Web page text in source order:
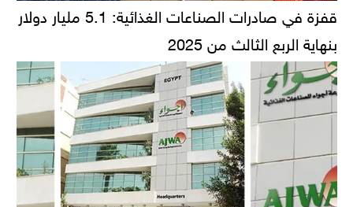
قفزة في صادرات الصناعات الغذائية: 5.1 مليار دولار
بنهاية الربع الثالث من 2025